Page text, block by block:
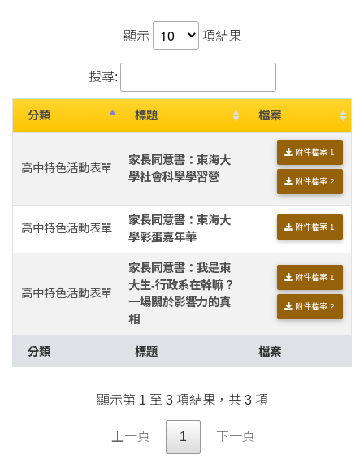
顯示 項結果
搜尋:
分類 標題 檔案
高中特色活動表單
家長同意書：東海大
學社會科學學習營
附件檔案 1
附件檔案 2
高中特色活動表單
家長同意書：東海大
學彩蛋嘉年華
附件檔案 1
高中特色活動表單
家長同意書：我是東
大生-行政系在幹嘛？
一場關於影響力的真
相
附件檔案 1
附件檔案 2
分類 標題 檔案
顯示第 1 至 3 項結果，共 3 項
上一頁 1 下一頁